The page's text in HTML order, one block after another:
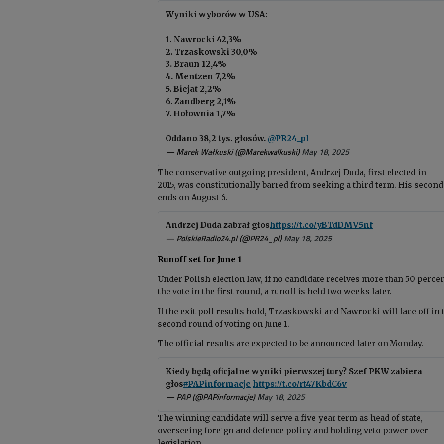
Wyniki wyborów w USA:
1. Nawrocki 42,3%
2. Trzaskowski 30,0%
3. Braun 12,4%
4. Mentzen 7,2%
5. Biejat 2,2%
6. Zandberg 2,1%
7. Hołownia 1,7%
Oddano 38,2 tys. głosów. @PR24_pl
— Marek Wałkuski (@Marekwalkuski)May 18, 2025
The conservative outgoing president, Andrzej Duda, first elected in
2015, was constitutionally barred from seeking a third term. His
ends on August 6.
Andrzej Duda zabrał głoshttps://t.co/yBTdDMV5nf
— PolskieRadio24.pl (@PR24_pl)May 18, 2025
Runoff set for June 1
Under Polish election law, if no candidate receives more than 50
the vote in the first round, a runoff is held two weeks later.
If the exit poll results hold, Trzaskowski and Nawrocki will face off in
second round of voting on June 1.
The official results are expected to be announced later on Monday.
Kiedy będą oficjalne wyniki pierwszej tury? Szef PKW zabiera
głos#PAPinformacje https://t.co/rt47KbdC6v
— PAP (@PAPinformacje)May 18, 2025
The winning candidate will serve a five-year term as head of state,
overseeing foreign and defence policy and holding veto power over